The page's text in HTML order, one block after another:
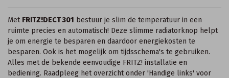
Met FRITZ!DECT 301 bestuur je slim de temperatuur in een
ruimte precies en automatisch! Deze slimme radiatorknop helpt
je om energie te besparen en daardoor energiekosten te
besparen. Ook is het mogelijk om tijdsschema's te gebruiken.
Alles met de bekende eenvoudige FRITZ! installatie en
bediening. Raadpleeg het overzicht onder 'Handige links' voor